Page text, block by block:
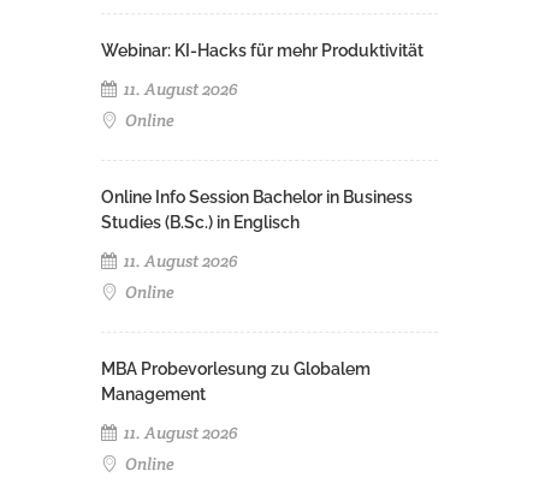
Webinar: KI-Hacks für mehr Produktivität
11. August 2026
Online
Online Info Session Bachelor in Business
Studies (B.Sc.) in Englisch
11. August 2026
Online
MBA Probevorlesung zu Globalem
Management
11. August 2026
Online